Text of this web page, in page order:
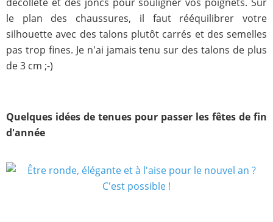
le plan des chaussures, il faut rééquilibrer votre
silhouette avec des talons plutôt carrés et des semelles
pas trop fines. Je n'ai jamais tenu sur des talons de plus
de 3 cm ;-)
Quelques idées de tenues pour passer les fêtes de fin
d'année